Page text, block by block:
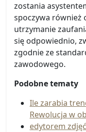
zostania
spoczywa również
utrzymanie
się odpowiednio,
zgodnie ze
zawodowego.
Podobne tematy
Ile zarabia
Rewolucja w
edytorem